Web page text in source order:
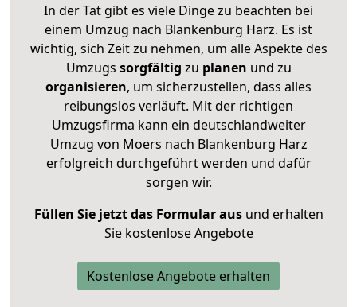
In der Tat gibt es viele Dinge zu beachten bei
einem Umzug nach Blankenburg Harz. Es ist
wichtig, sich Zeit zu nehmen, um alle Aspekte des
Umzugs sorgfältig zu planen und zu
organisieren, um sicherzustellen, dass alles
reibungslos verläuft. Mit der richtigen
Umzugsfirma kann ein deutschlandweiter
Umzug von Moers nach Blankenburg Harz
erfolgreich durchgeführt werden und dafür
sorgen wir.
Füllen Sie jetzt das Formular ausund erhalten
Sie kostenlose Angebote
Kostenlose Angebote erhalten